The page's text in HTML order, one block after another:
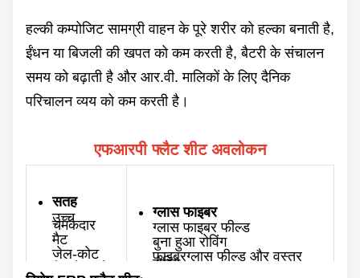
हल्की कम्पोजिट सामग्री वाहन के पूरे शरीर को हल्का बनाती है,
ईंधन या बिजली की खपत को कम करती है, बैटरी के संचालन
समय को बढ़ाती है और आर.वी. मालिकों के लिए दैनिक
परिचालन व्यय को कम करती है।
एफआरपी फ्लैट शीट अवलोकन
सतह
उच्च
चमकदार
मैट
जेल-कोट
गैर-जेल कोट
ग्लास फाइबर
ग्लास फाइबर फील्ड
बुना हुआ रोविंग
फाइबरग्लास फील्ड और वस्त्र
रोविंग